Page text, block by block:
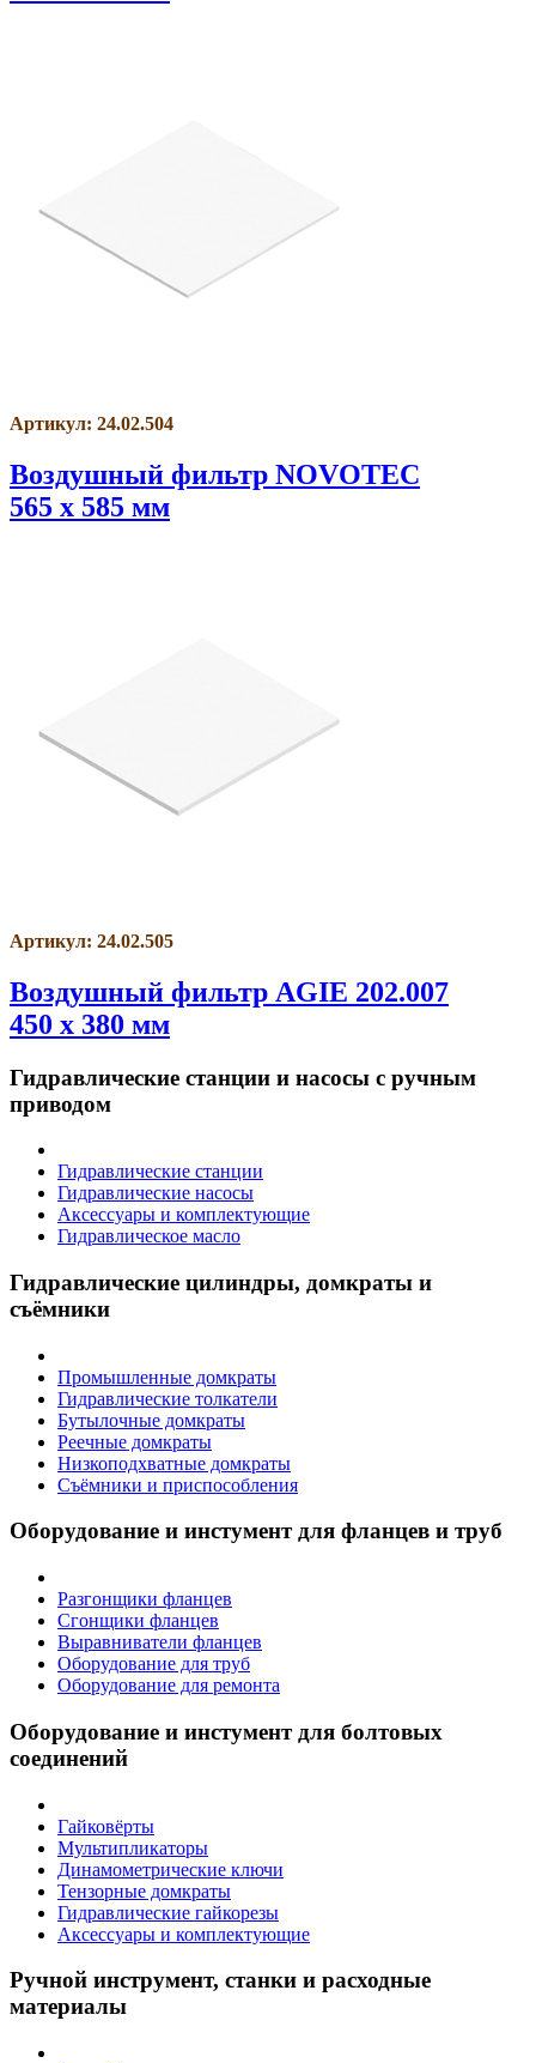
Артикул: 24.02.504
Воздушный фильтр NOVOTEC
565 x 585 мм
Артикул: 24.02.505
Воздушный фильтр AGIE 202.007
450 x 380 мм
Гидравлические станции и насосы с ручным
приводом
Гидравлические станции
Гидравлические насосы
Аксессуары и комплектующие
Гидравлическое масло
Гидравлические цилиндры, домкраты и
съёмники
Промышленные домкраты
Гидравлические толкатели
Бутылочные домкраты
Реечные домкраты
Низкоподхватные домкраты
Съёмники и приспособления
Оборудование и инстумент для фланцев и труб
Разгонщики фланцев
Сгонщики фланцев
Выравниватели фланцев
Оборудование для труб
Оборудование для ремонта
Оборудование и инстумент для болтовых
соединений
Гайковёрты
Мультипликаторы
Динамометрические ключи
Тензорные домкраты
Гидравлические гайкорезы
Аксессуары и комплектующие
Ручной инструмент, станки и расходные
материалы